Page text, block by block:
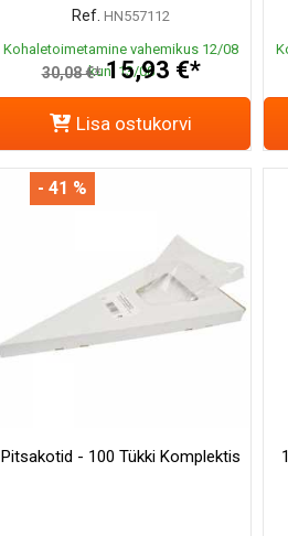
Ref. HN557112
Kohaletoimetamine vahemikus 12/08
kuni 13/08
30,08 €* 15,93 €*
Lisa ostukorvi
Pitsakotid - 100 Tükki Komplektis
- 41 %